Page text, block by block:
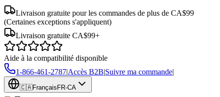
Livraison gratuite pour les commandes de plus de CA$99
(Certaines exceptions s'appliquent)
Livraison gratuite CA$99+
Aide à la compatibilité disponible
1-866-461-2787|Accès B2B|Suivre ma commande|
🇨🇦Français FR-CA